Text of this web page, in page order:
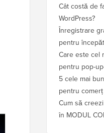
Cât costă de
WordPress?
Înregistrare
pentru
Care este cel
pentru pop-
5 cele mai
pentru
Cum să
în MODUL